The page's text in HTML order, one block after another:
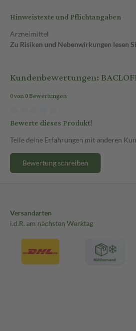
Hinweistexte und Pflichtangaben
Arzneimittel
Zu Risiken und Nebenwirkungen lesen
Kundenbewertungen:
0 von 0 Bewertungen
Bewerte dieses Produkt!
Teile deine Erfahrungen mit anderen
Bewertung schreiben
Versandarten
i.d.R. am nächsten Werktag